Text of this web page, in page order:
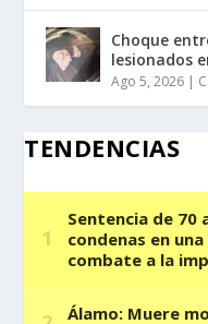
Choque
lesionados
Ago 5, 2026 |
TENDENCIAS